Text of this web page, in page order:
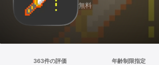
アプリ
検索
無料
363件の評価 年齢制限指定